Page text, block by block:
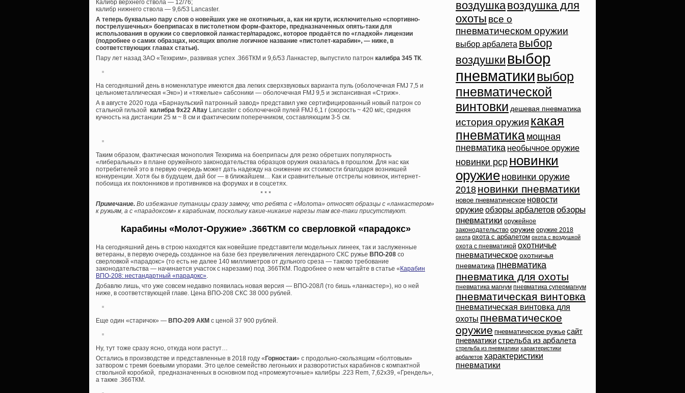
Калибр верхнего ствола — 12/76;
калибр нижнего ствола — 9,6/53 Lancaster.
А теперь буквально пару слов о новейших уже не охотничьих, а, как ни крути, исключительно «спортивно-
пострелушечных» боеприпасах в пистолетном форм-факторе, предназначенных опять-таки для
использования в оружии со сверловкой ланкастер/парадокс, которое продаётся по «гладкой» лицензии
(подробнее о самих образцах, носящих вполне логичное название «пистолет-карабин», — ниже, в
соответствующих главах статьи).
Пару лет назад ЗАО «Техкрим», развивая успех .366ТКМ и 9,6/53 Ланкастер, выпустило патрон калибра 345 ТК.
На сегодняшний день в номенклатуре имеются два легких сверхзвуковых варианта пуль (оболочечная FMJ 7,5 и
цельнометаллическая «Эко») и «тяжелые» сабсоники — оболочечная FMJ 9,5 и экспансивная «Стриж».
А в августе 2020 года «Барнаульский патронный завод» представил уже сертифицированный новый патрон со
стальной гильзой калибра 9х22 Altay Lancaster с оболочечной пулей FMJ 6,1 г (скорость ~ 420 м/с, средняя
кучность на дистанции 25 м ~ 8 см и фактическим поперечником, составляющим 3-5 см.
Таким образом, фактическая монополия Техкрима на боеприпасы для резко обретших популярность
«либеральных» в плане оружейного законодательства образцов оружия оказалась в прошлом. Для нас как
потребителей это в первую очередь может дать надежду на снижение их стоимости благодаря возникшей
конкуренции. Хотя бы в будущем, дай бог — в ближайшем… Как и сравнительные отстрелы новинок, интернет-
побоища их поклонников и противников на форумах и в соцсетях.
* * *
Примечание. Во избежание путаницы сразу замечу, что ребята с «Молота» относят образцы с «ланкастером»
к ружьям, а с «парадоксом» к карабинам, поскольку какие-никакие нарезы там все-таки присутствуют.
Карабины «Молот-Оружие» .366ТКМ со сверловкой «парадокс»
На сегодняшний день в строю находятся как новейшие представители модельных линеек, так и заслуженные
ветераны, в первую очередь созданное на базе без преувеличения легендарного СКС ружье ВПО-208 со
сверловкой «парадокс» (то есть не далее 140 миллиметров от дульного среза — таково требование
законодательства — начинается участок с нарезами) под .366ТКМ. Подробнее о нем читайте в статье « Карабин
ВПО-208: нестандартный «парадокс».
Добавлю лишь, что уже совсем недавно появилась новая версия — ВПО-208Л (то бишь «ланкастер»), но о ней
ниже, в соответствующей главе. Цена ВПО-208 СКС 38 000 рублей.
Еще один «старичок» — ВПО-209 АКМ с ценой 37 900 рублей.
Ну, тут тоже сразу ясно, откуда ноги растут…
Остались в производстве и представленные в 2018 году « Горностаи» с продольно-скользящим «болтовым»
затвором с тремя боевыми упорами. Это целое семейство легоньких и разворотистых карабинов с компактной
ствольной коробкой, предназначенных в основном под «промежуточные» калибры .223 Rem, 7,62х39, «Грендель»,
а также .366ТКМ.
воздушкавоздушка для
охоты все о
пневматическом оружии
выбор арбалета выбор
воздушки выбор
пневматикивыбор
пневматической
винтовки дешевая пневматика
история оружия какая
пневматика мощная
пневматика необычное оружие
новинки pcp новинки
оружие новинки оружие
2018 новинки пневматики
новое пневматическое новости
оружиеобзоры арбалетов обзоры
пневматики оружейное
законодательство оружие оружие 2018
охота охота с арбалетом охота с воздушкой
охота с пневматикой охотничье
пневматическое охотничья
пневматика пневматика
пневматика для охоты
пневматика магнум пневматика супермагнум
пневматическая винтовка
пневматическая винтовка для
охоты пневматическое
оружие пневматическое ружье сайт
пневматикистрельба из арбалета
стрельба из пневматики характеристики
арбалетов характеристики
пневматики